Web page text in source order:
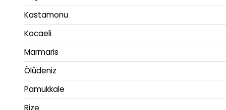
Kastamonu
Kocaeli
Marmaris
Ölüdeniz
Pamukkale
Rize